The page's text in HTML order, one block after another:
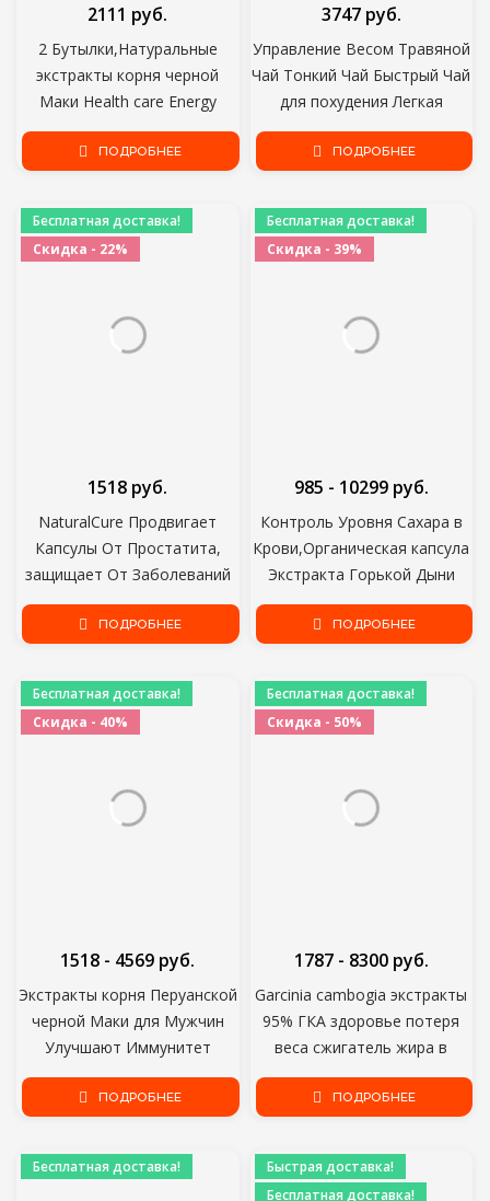
2 Бутылки,Натуральные
экстракты корня черной
Маки Health care Energy
boost personal care как для
мужчин, так и для женщин
2111 руб.
ПОДРОБНЕЕ
Управление Весом Травяной
Чай Тонкий Чай Быстрый Чай
для похудения Легкая
Потеря Веса Сжигание Жира
Чай
3747 руб.
ПОДРОБНЕЕ
Бесплатная доставка!
Скидка - 22%
NaturalCure Продвигает
Капсулы От Простатита,
защищает От Заболеваний
Предстательной Железы,
Снимает Боль В
Помогает Решить Проблемы
С Мочеиспусканием
1518 руб.
ПОДРОБНЕЕ
Бесплатная доставка!
Скидка - 39%
Контроль Уровня Сахара в
Крови,Органическая капсула
Экстракта Горькой Дыни
,Удаление Тепла,Для
Гипергликемии,Гликемическая
Груша,Горькая Горчица
985 - 10299 руб.
ПОДРОБНЕЕ
Бесплатная доставка!
Скидка - 40%
Экстракты корня Перуанской
черной Маки для Мужчин
Улучшают Иммунитет
Качество сна Экстремальная
Сила Улучшает сексуальную
женщин
1518 - 4569 руб.
ПОДРОБНЕЕ
Бесплатная доставка!
Скидка - 50%
Garcinia cambogia экстракты
95% ГКА здоровье потеря
веса сжигатель жира в
животе подавить аппетит
уменьшить жир в желудке
1787 - 8300 руб.
ПОДРОБНЕЕ
Бесплатная доставка!
Быстрая доставка!
Бесплатная доставка!